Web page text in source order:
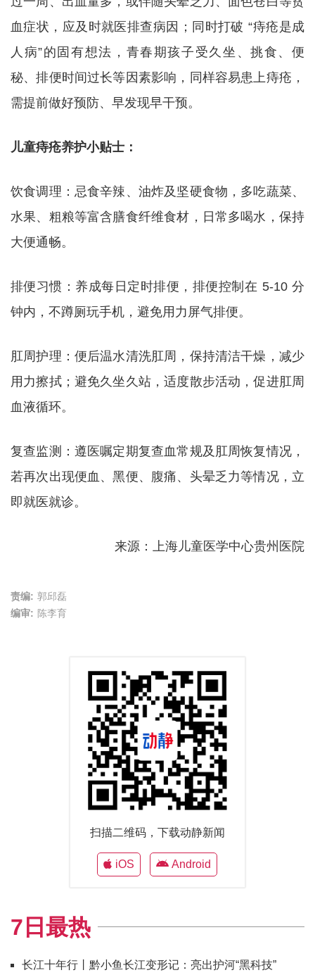
血症状，应及时就医排查病因；同时打破 “痔疮是成
人病”的固有想法，青春期孩子受久坐、挑食、便
秘、排便时间过长等因素影响，同样容易患上痔疮，
需提前做好预防、早发现早干预。
儿童痔疮养护小贴士：
饮食调理：忌食辛辣、油炸及坚硬食物，多吃蔬菜、
水果、粗粮等富含膳食纤维食材，日常多喝水，保持
大便通畅。
排便习惯：养成每日定时排便，排便控制在 5-10 分
钟内，不蹲厕玩手机，避免用力屏气排便。
肛周护理：便后温水清洗肛周，保持清洁干燥，减少
用力擦拭；避免久坐久站，适度散步活动，促进肛周
血液循环。
复查监测：遵医嘱定期复查血常规及肛周恢复情况，
若再次出现便血、黑便、腹痛、头晕乏力等情况，立
即就医就诊。
来源：上海儿童医学中心贵州医院
责编: 郭邱磊
编审: 陈李育
扫描二维码，下载动静新闻
iOS Android
7日最热
长江十年行丨黔小鱼长江变形记：亮出护河“黑科技”